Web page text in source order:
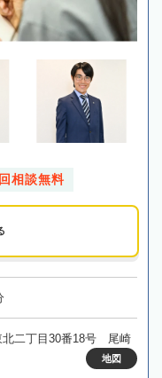
相談無料
北二丁目30番18号 尾崎
地図